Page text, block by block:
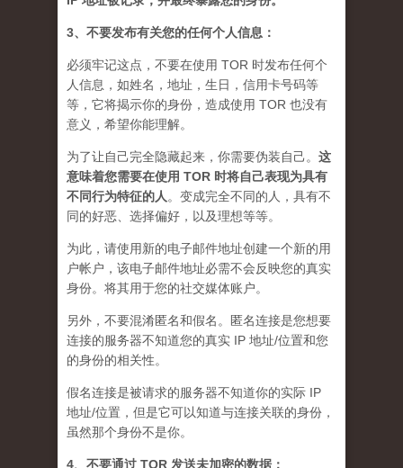
3、不要发布有关您的任何个人信息：
必须牢记这点，不要在使用 TOR 时发布任何个
人信息，如姓名，地址，生日，信用卡号码等
等，它将揭示你的身份，造成使用 TOR 也没有
意义，希望你能理解。
为了让自己完全隐藏起来，你需要伪装自己。 这
意味着您需要在使用 TOR 时将自己表现为具有
不同行为特征的人 。 变成完全不同的人，具有不
同的好恶、选择偏好，以及理想等等。
为此，请使用新的电子邮件地址创建一个新的用
户帐户，该电子邮件地址必需不会反映您的真实
身份。将其用于您的社交媒体账户。
另外，不要混淆匿名和假名。匿名连接是您想要
连接的服务器不知道您的真实 IP 地址/位置和您
的身份的相关性。
假名连接是被请求的服务器不知道你的实际 IP
地址/位置，但是它可以知道与连接关联的身份，
虽然那个身份不是你。
4、不要通过 TOR 发送未加密的数据：